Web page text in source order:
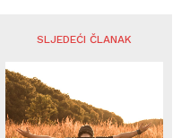
SLJEDEĆI ČLANAK